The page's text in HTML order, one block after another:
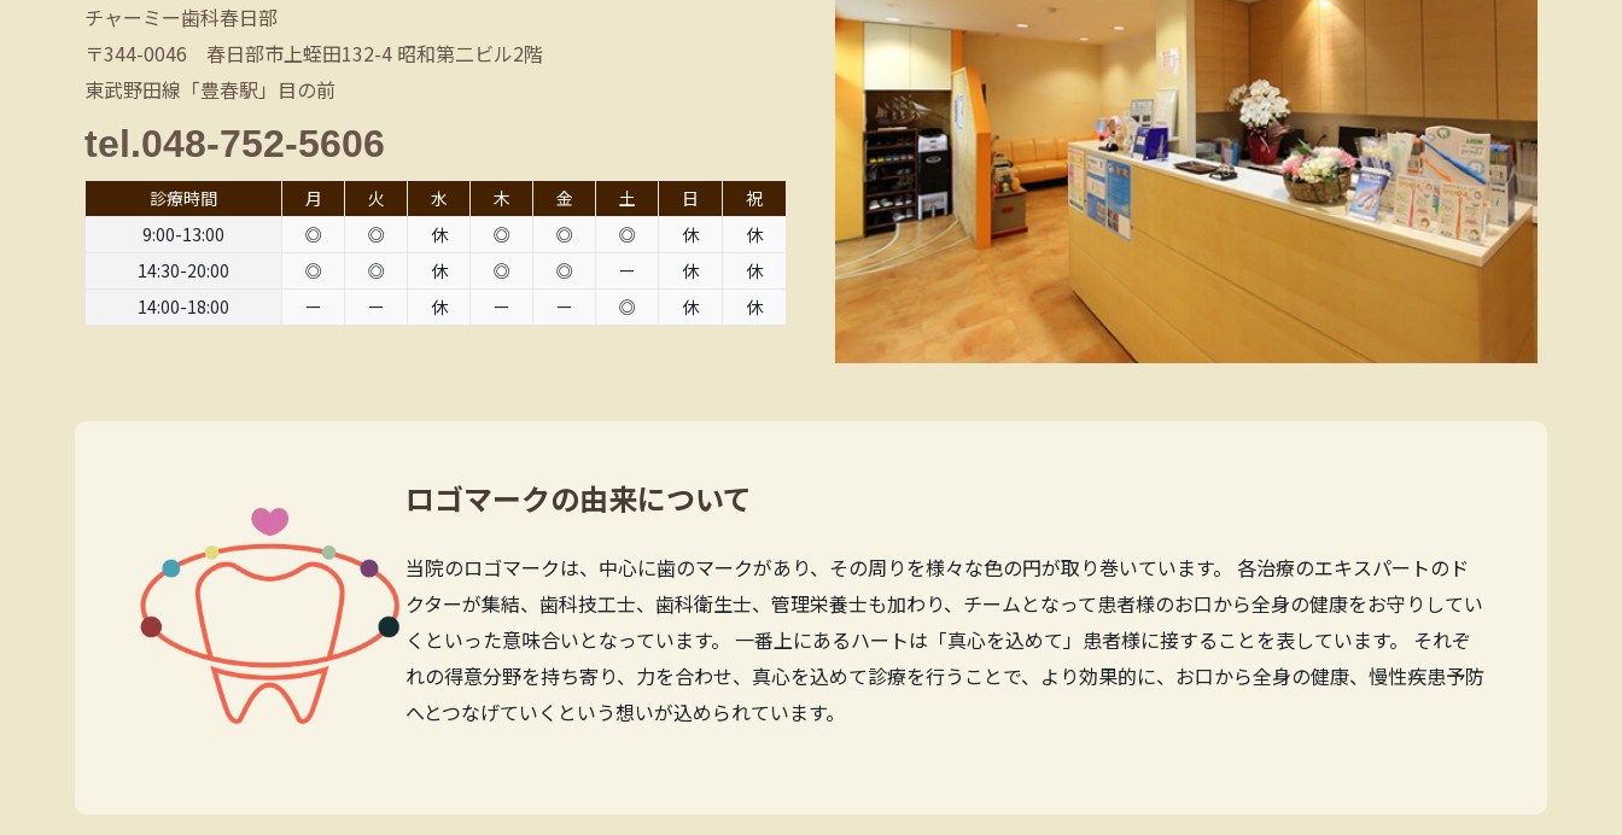
チャーミー歯科春日部
〒344-0046 春日部市上蛭田132-4 昭和第二ビル2階
東武野田線「豊春駅」目の前
tel.048-752-5606
診療時間 月 火 水 木 金 土 日
祝
9:00-13:00
◎ ◎ 休 ◎ ◎ ◎ 休
休
14:30-20:00
◎ ◎ 休 ◎ ◎ ー 休
休
14:00-18:00
ー ー 休 ー ー ◎ 休 休
ロゴマークの由来について
当院のロゴマークは、中心に歯のマークがあり、その周りを様々な色の円が取り巻いています。 各治療のエキスパートのド
クターが集結、歯科技工士、歯科衛生士、管理栄養士も加わり、チームとなって患者様のお口から全身の健康をお守りしてい
くといった意味合いとなっています。 一番上にあるハートは「真心を込めて」患者様に接することを表しています。 それぞ
れの得意分野を持ち寄り、力を合わせ、真心を込めて診療を行うことで、より効果的に、お口から全身の健康、慢性疾患予防
へとつなげていくという想いが込められています。